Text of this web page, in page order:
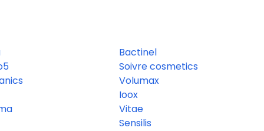
Bactinel
Soivre cosmetics
Volumax
Ioox
Vitae
Sensilis